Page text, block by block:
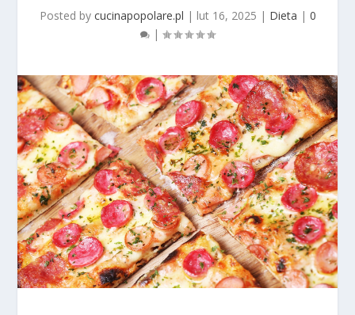
Posted by cucinapopolare.pl | lut 16, 2025 | Dieta | 0
|